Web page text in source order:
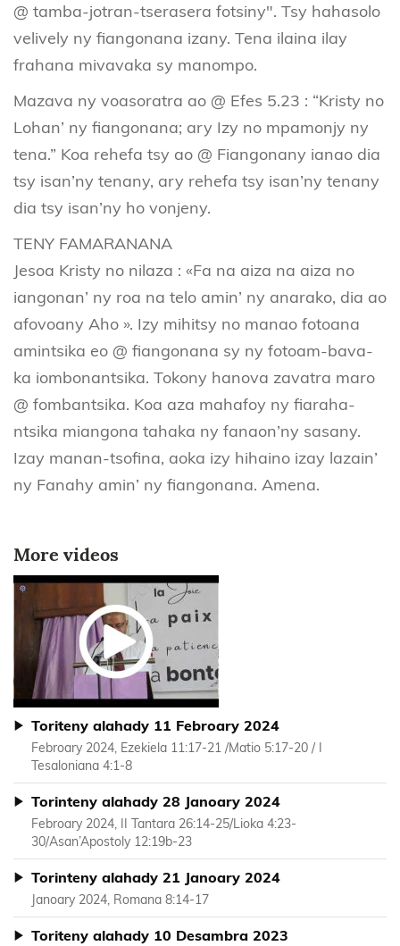
@ tamba-jotran-tserasera fotsiny". Tsy hahasolo
velively ny fiangonana izany. Tena ilaina ilay
frahana mivavaka sy manompo.
Mazava ny voasoratra ao @ Efes 5.23 : “Kristy no
Lohan’ ny fiangonana; ary Izy no mpamonjy ny
tena.” Koa rehefa tsy ao @ Fiangonany ianao dia
tsy isan’ny tenany, ary rehefa tsy isan’ny tenany
dia tsy isan’ny ho vonjeny.
TENY FAMARANANA
Jesoa Kristy no nilaza : «Fa na aiza na aiza no
iangonan’ ny roa na telo amin’ ny anarako, dia ao
afovoany Aho ». Izy mihitsy no manao fotoana
amintsika eo @ fiangonana sy ny fotoam-bava-
ka iombonantsika. Tokony hanova zavatra maro
@ fombantsika. Koa aza mahafoy ny fiaraha-
ntsika miangona tahaka ny fanaon’ny sasany.
Izay manan-tsofina, aoka izy hihaino izay lazain’
ny Fanahy amin’ ny fiangonana. Amena.
More videos
Toriteny alahady 11 Febroary 2024
Febroary 2024, Ezekiela 11:17-21 /Matio 5:17-20 / I
Tesaloniana 4:1-8
Torinteny alahady 28 Janoary 2024
Febroary 2024, II Tantara 26:14-25/Lioka 4:23-
30/Asan’Apostoly 12:19b-23
Torinteny alahady 21 Janoary 2024
Janoary 2024, Romana 8:14-17
Toriteny alahady 10 Desambra 2023